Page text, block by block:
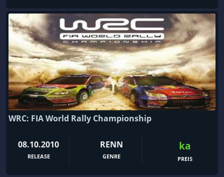
WRC: FIA World Rally Championship
08.10.2010
RELEASE
RENN
GENRE
ka
PREIS